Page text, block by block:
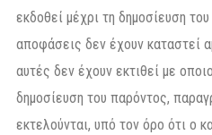
εκδοθεί μέχρι τη δημοσίευση
αποφάσεις δεν έχουν καταστεί
αυτές δεν έχουν εκτιθεί με
δημοσίευση του παρόντος,
εκτελούνται, υπό τον όρο ότι ο